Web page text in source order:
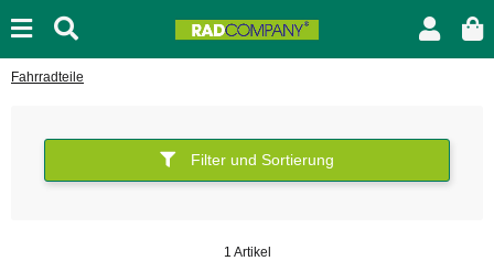
Fahrradteile
Filter und Sortierung
1 Artikel